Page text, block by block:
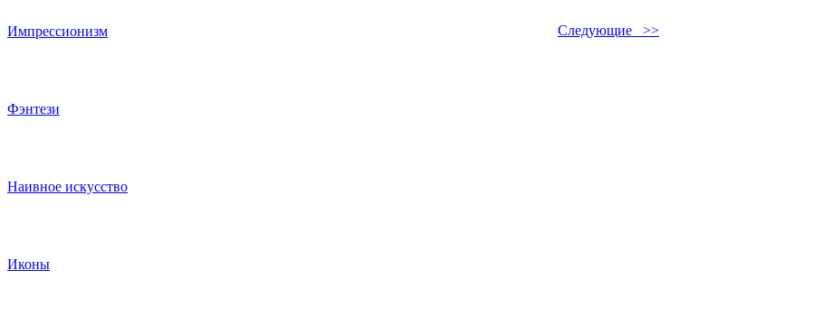
Импрессионизм
Фэнтези
Наивное искусство
Иконы
Следующие >>